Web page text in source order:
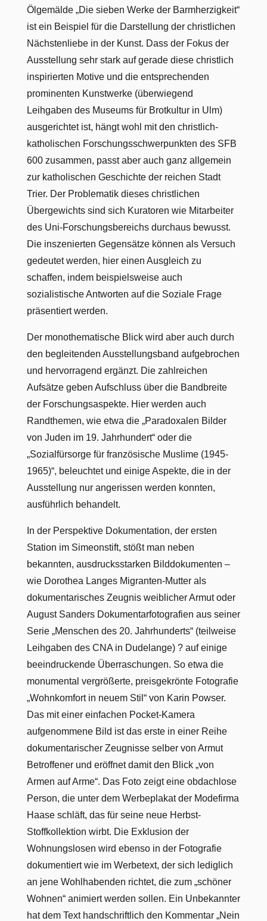
Ölgemälde „Die sieben Werke der Barmherzigkeit“
ist ein Beispiel für die Darstellung der christlichen
Nächstenliebe in der Kunst. Dass der Fokus der
Ausstellung sehr stark auf gerade diese christlich
inspirierten Motive und die entsprechenden
prominenten Kunstwerke (überwiegend
Leihgaben des Museums für Brotkultur in Ulm)
ausgerichtet ist, hängt wohl mit den christlich-
katholischen Forschungsschwerpunkten des SFB
600 zusammen, passt aber auch ganz allgemein
zur katholischen Geschichte der reichen Stadt
Trier. Der Problematik dieses christlichen
Übergewichts sind sich Kuratoren wie Mitarbeiter
des Uni-Forschungsbereichs durchaus bewusst.
Die inszenierten Gegensätze können als Versuch
gedeutet werden, hier einen Ausgleich zu
schaffen, indem beispielsweise auch
sozialistische Antworten auf die Soziale Frage
präsentiert werden.
Der monothematische Blick wird aber auch durch
den begleitenden Ausstellungsband aufgebrochen
und hervorragend ergänzt. Die zahlreichen
Aufsätze geben Aufschluss über die Bandbreite
der Forschungsaspekte. Hier werden auch
Randthemen, wie etwa die „Paradoxalen Bilder
von Juden im 19. Jahrhundert“ oder die
„Sozialfürsorge für französische Muslime (1945-
1965)“, beleuchtet und einige Aspekte, die in der
Ausstellung nur angerissen werden konnten,
ausführlich behandelt.
In der Perspektive Dokumentation, der ersten
Station im Simeonstift, stößt man neben
bekannten, ausdrucksstarken Bilddokumenten –
wie Dorothea Langes Migranten-Mutter als
dokumentarisches Zeugnis weiblicher Armut oder
August Sanders Dokumentarfotografien aus seiner
Serie „Menschen des 20. Jahrhunderts“ (teilweise
Leihgaben des CNA in Dudelange) ? auf einige
beeindruckende Überraschungen. So etwa die
monumental vergrößerte, preisgekrönte Fotografie
„Wohnkomfort in neuem Stil“ von Karin Powser.
Das mit einer einfachen Pocket-Kamera
aufgenommene Bild ist das erste in einer Reihe
dokumentarischer Zeugnisse selber von Armut
Betroffener und eröffnet damit den Blick „von
Armen auf Arme“. Das Foto zeigt eine obdachlose
Person, die unter dem Werbeplakat der Modefirma
Haase schläft, das für seine neue Herbst-
Stoffkollektion wirbt. Die Exklusion der
Wohnungslosen wird ebenso in der Fotografie
dokumentiert wie im Werbetext, der sich lediglich
an jene Wohlhabenden richtet, die zum „schöner
Wohnen“ animiert werden sollen. Ein Unbekannter
hat dem Text handschriftlich den Kommentar „Nein